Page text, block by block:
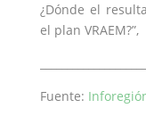
¿Dónde el
el plan
Fuente: